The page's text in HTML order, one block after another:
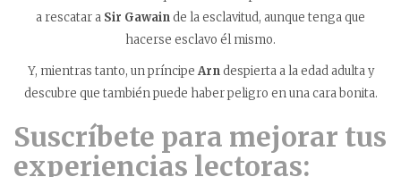
a rescatar a Sir Gawainde la esclavitud, aunque tenga que
hacerse esclavo él mismo.
Y, mientras tanto, un príncipeArndespierta a la edad adulta y
descubre que también puede haber peligro en una cara bonita.
Suscríbete para mejorar tus
experiencias lectoras: